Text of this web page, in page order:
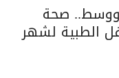
ووسط.. صحة
الطبية لشهر